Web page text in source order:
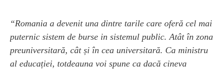
“Romania a devenit una dintre tarile care oferă cel mai
puternic sistem de burse in sistemul public. Atât în zona
preuniversitară, cât și în cea universitară. Ca ministru
al educației, totdeauna voi spune ca dacă cineva